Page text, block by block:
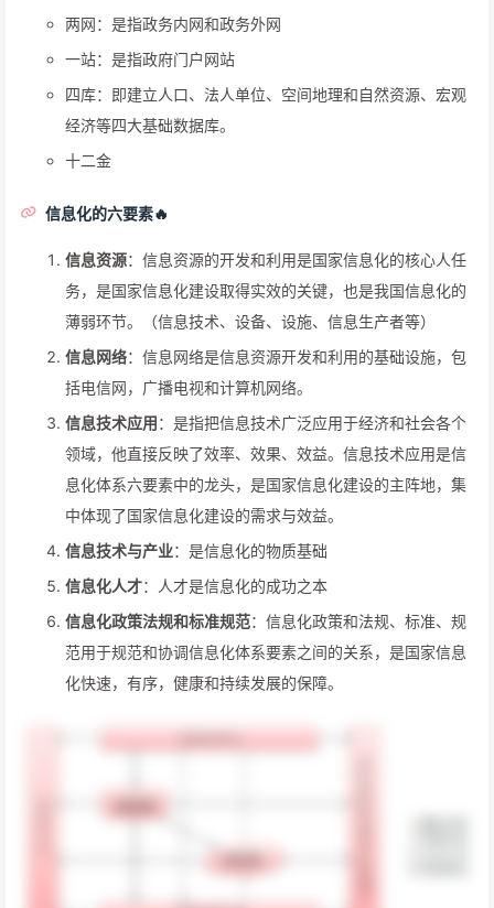
两网：是指政务内网和政务外网
一站：是指政府门户网站
四库：即建立人口、法人单位、空间地理和自然资源、宏观
经济等四大基础数据库。
十二金
信息化的六要素🔥
信息资源：信息资源的开发和利用是国家信息化的核心人任
务，是国家信息化建设取得实效的关键，也是我国信息化的
薄弱环节。（信息技术、设备、设施、信息生产者等）
信息网络：信息网络是信息资源开发和利用的基础设施，包
括电信网，广播电视和计算机网络。
信息技术应用：是指把信息技术广泛应用于经济和社会各个
领域，他直接反映了效率、效果、效益。信息技术应用是信
息化体系六要素中的龙头，是国家信息化建设的主阵地，集
中体现了国家信息化建设的需求与效益。
信息技术与产业：是信息化的物质基础
信息化人才：人才是信息化的成功之本
信息化政策法规和标准规范：信息化政策和法规、标准、规
范用于规范和协调信息化体系要素之间的关系，是国家信息
化快速，有序，健康和持续发展的保障。